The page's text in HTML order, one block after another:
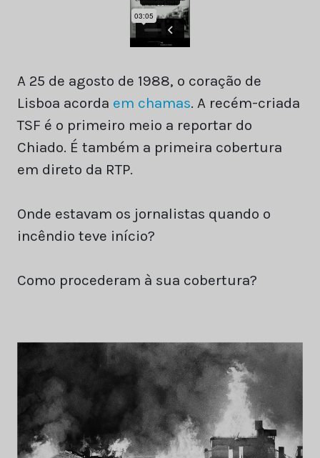
A 25 de agosto de 1988, o coração de
Lisboa acorda em chamas. A recém-criada
TSF é o primeiro meio a reportar do
Chiado. É também a primeira cobertura
em direto da RTP.
Onde estavam os jornalistas quando o
incêndio teve início?
Como procederam à sua cobertura?